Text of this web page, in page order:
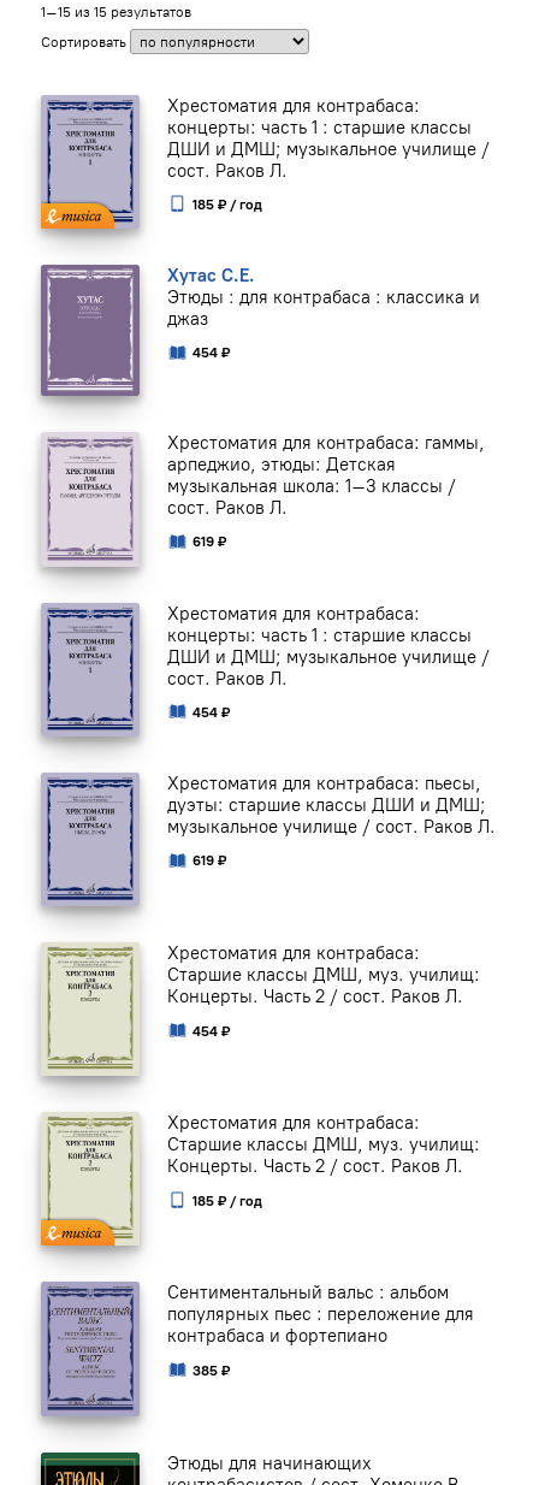
1–15 из 15 результатов
Сортировать
Хрестоматия для контрабаса:
концерты: часть 1 : старшие классы
ДШИ и ДМШ; музыкальное училище /
сост. Раков Л.
185 ₽ / год
Хутас С.Е.
Этюды : для контрабаса : классика и
джаз
454 ₽
Хрестоматия для контрабаса: гаммы,
арпеджио, этюды: Детская
музыкальная школа: 1–3 классы /
сост. Раков Л.
619 ₽
Хрестоматия для контрабаса:
концерты: часть 1 : старшие классы
ДШИ и ДМШ; музыкальное училище /
сост. Раков Л.
454 ₽
Хрестоматия для контрабаса: пьесы,
дуэты: старшие классы ДШИ и ДМШ;
музыкальное училище / сост. Раков Л.
619 ₽
Хрестоматия для контрабаса:
Старшие классы ДМШ, муз. училищ:
Концерты. Часть 2 / сост. Раков Л.
454 ₽
Хрестоматия для контрабаса:
Старшие классы ДМШ, муз. училищ:
Концерты. Часть 2 / сост. Раков Л.
185 ₽ / год
Сентиментальный вальс : альбом
популярных пьес : переложение для
контрабаса и фортепиано
385 ₽
Этюды для начинающих